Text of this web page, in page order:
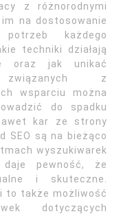
z różnorodnymi
na dostosowanie
każdego
techniki działają
oraz jak unikać
związanych z
wsparciu można
do spadku
kar ze strony
SEO są na bieżąco
wyszukiwarek
pewność, że
i skuteczne.
to także możliwość
dotyczących